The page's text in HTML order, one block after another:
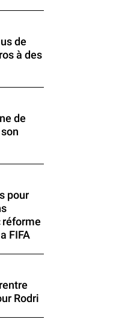
de
à des
de
pour
réforme
FIFA
Rodri